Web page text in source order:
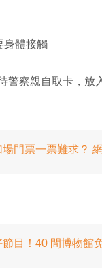
身體接觸
警察親自取卡，放
場門票一票難求？
目！40 間博物館